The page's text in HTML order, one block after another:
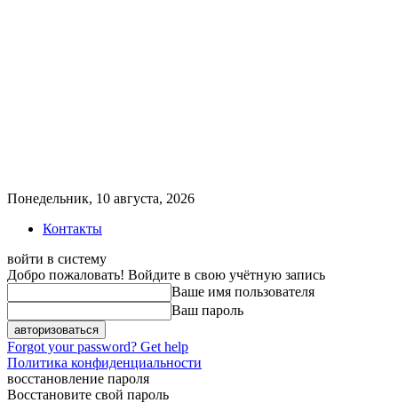
Понедельник, 10 августа, 2026
Контакты
войти в систему
Добро пожаловать! Войдите в свою учётную запись
Ваше имя пользователя
Ваш пароль
Forgot your password? Get help
Политика конфиденциальности
восстановление пароля
Восстановите свой пароль